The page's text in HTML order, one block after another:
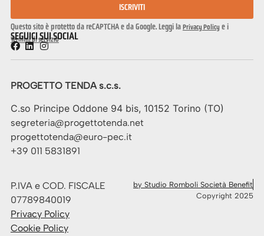
Questo sito è protetto da reCAPTCHA e da Google. Leggi la Privacy Policy e i
Termini di servizio
ISCRIVITI
SEGUICI SUI SOCIAL
PROGETTO TENDA s.c.s.
C.so Principe Oddone 94 bis, 10152 Torino (TO)
segreteria@progettotenda.net
progettotenda@euro-pec.it
+39 011 5831891
P.IVA e COD. FISCALE
07789840019
Privacy Policy
Cookie Policy
by Studio Romboli Società Benefit
Copyright 2025